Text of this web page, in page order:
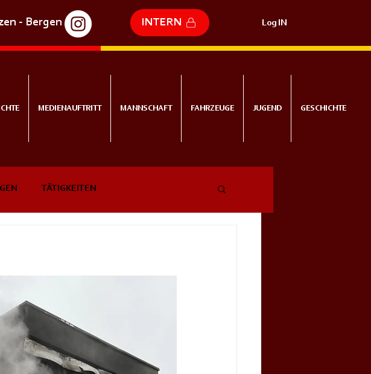
- Bergen INTERN Log IN
TÄTIGKEITEN
MEDIENAUFTRITT MANNSCHAFT FAHRZEUGE JUGEND GESCHICHTE